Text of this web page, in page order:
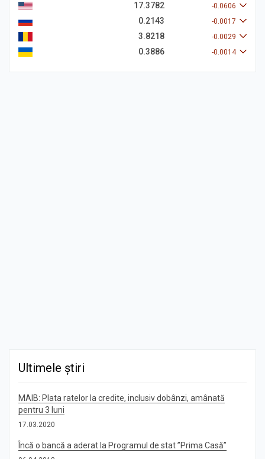
17.3782 -0.0606
0.2143 -0.0017
3.8218 -0.0029
0.3886 -0.0014
Ultimele știri
MAIB: Plata ratelor la credite, inclusiv dobânzi, amânată
pentru 3 luni
17.03.2020
Încă o bancă a aderat la Programul de stat ”Prima Casă”